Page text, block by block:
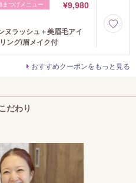
まつげメニュー
¥9,980
ヌラッシュ＋美眉毛アイ
ング/眉メイク付
おすすめクーポンをもっと見る
だわり